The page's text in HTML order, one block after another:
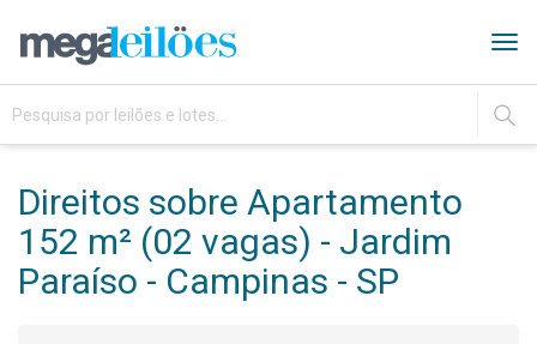
IR
Direitos sobre Apartamento
152 m² (02 vagas) - Jardim
Paraíso - Campinas - SP